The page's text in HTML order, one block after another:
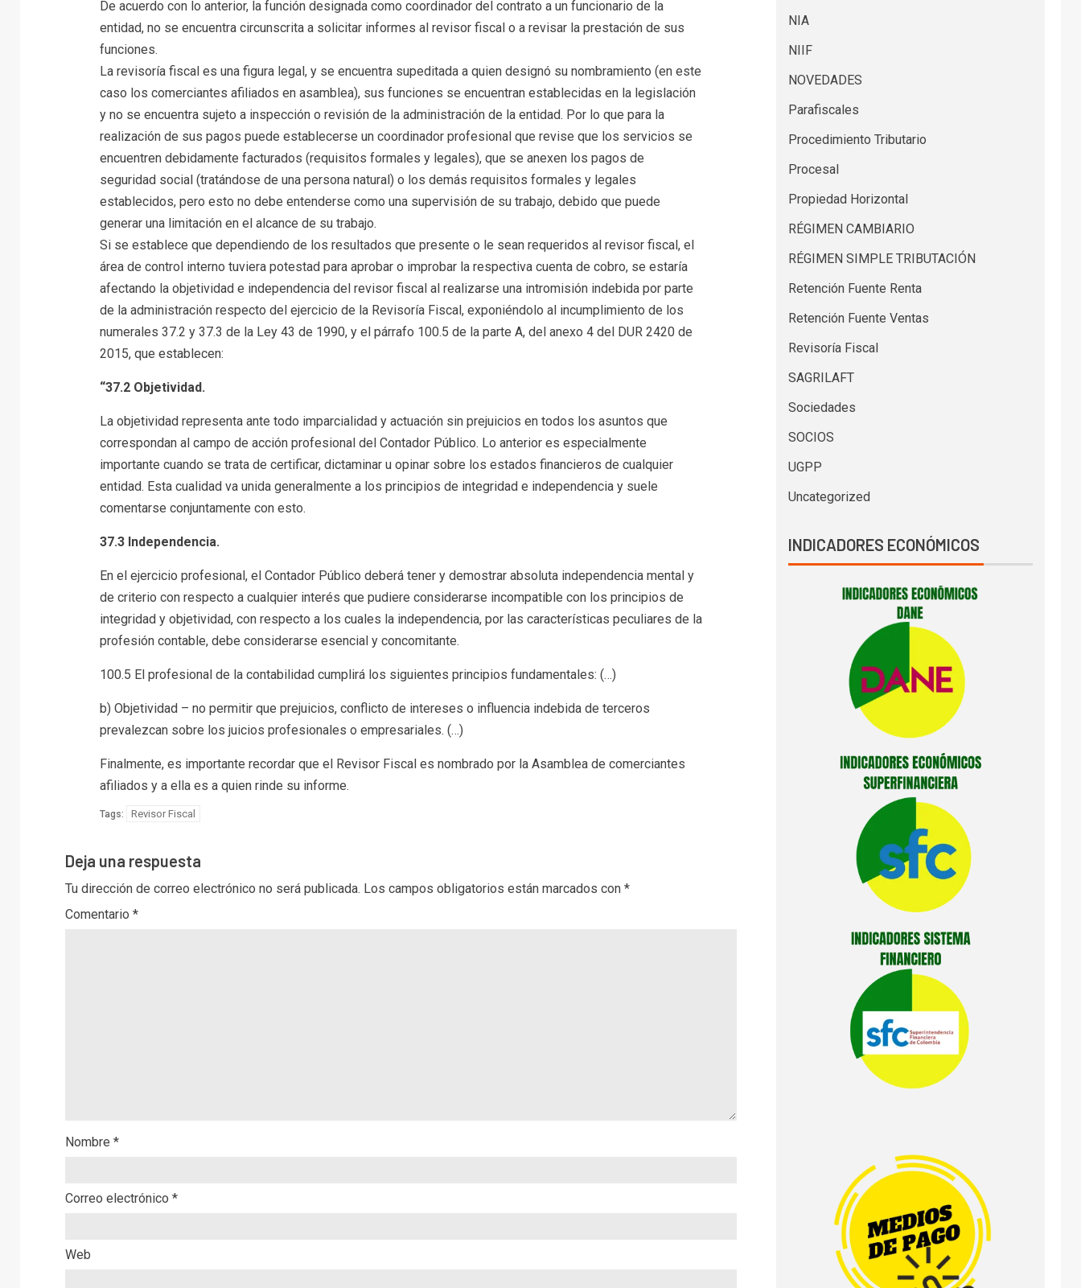
De acuerdo con lo anterior, la función designada como coordinador del contrato a un funcionario de la
entidad, no se encuentra circunscrita a solicitar informes al revisor fiscal o a revisar la prestación de sus
funciones.
La revisoría fiscal es una figura legal, y se encuentra supeditada a quien designó su nombramiento (en este
caso los comerciantes afiliados en asamblea), sus funciones se encuentran establecidas en la legislación
y no se encuentra sujeto a inspección o revisión de la administración de la entidad. Por lo que para la
realización de sus pagos puede establecerse un coordinador profesional que revise que los servicios se
encuentren debidamente facturados (requisitos formales y legales), que se anexen los pagos de
seguridad social (tratándose de una persona natural) o los demás requisitos formales y legales
establecidos, pero esto no debe entenderse como una supervisión de su trabajo, debido que puede
generar una limitación en el alcance de su trabajo.
Si se establece que dependiendo de los resultados que presente o le sean requeridos al revisor fiscal, el
área de control interno tuviera potestad para aprobar o improbar la respectiva cuenta de cobro, se estaría
afectando la objetividad e independencia del revisor fiscal al realizarse una intromisión indebida por parte
de la administración respecto del ejercicio de la Revisoría Fiscal, exponiéndolo al incumplimiento de los
numerales 37.2 y 37.3 de la Ley 43 de 1990, y el párrafo 100.5 de la parte A, del anexo 4 del DUR 2420 de
2015, que establecen:
“37.2 Objetividad.
La objetividad representa ante todo imparcialidad y actuación sin prejuicios en todos los asuntos que
correspondan al campo de acción profesional del Contador Público. Lo anterior es especialmente
importante cuando se trata de certificar, dictaminar u opinar sobre los estados financieros de cualquier
entidad. Esta cualidad va unida generalmente a los principios de integridad e independencia y suele
comentarse conjuntamente con esto.
37.3 Independencia.
En el ejercicio profesional, el Contador Público deberá tener y demostrar absoluta independencia mental y
de criterio con respecto a cualquier interés que pudiere considerarse incompatible con los principios de
integridad y objetividad, con respecto a los cuales la independencia, por las características peculiares de la
profesión contable, debe considerarse esencial y concomitante.
100.5 El profesional de la contabilidad cumplirá los siguientes principios fundamentales: (…)
b) Objetividad – no permitir que prejuicios, conflicto de intereses o influencia indebida de terceros
prevalezcan sobre los juicios profesionales o empresariales. (…)
Finalmente, es importante recordar que el Revisor Fiscal es nombrado por la Asamblea de comerciantes
afiliados y a ella es a quien rinde su informe.
Tags: Revisor Fiscal
Deja una respuesta
Tu dirección de correo electrónico no será publicada. Los campos obligatorios están marcados con *
Comentario *
Nombre *
Correo electrónico *
Web
NIA
NIIF
NOVEDADES
Parafiscales
Procedimiento Tributario
Procesal
Propiedad Horizontal
RÉGIMEN CAMBIARIO
RÉGIMEN SIMPLE TRIBUTACIÓN
Retención Fuente Renta
Retención Fuente Ventas
Revisoría Fiscal
SAGRILAFT
Sociedades
SOCIOS
UGPP
Uncategorized
INDICADORES ECONÓMICOS